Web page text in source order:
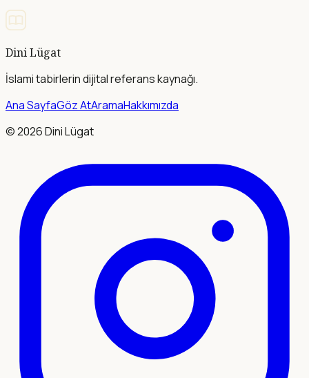
Dini Lügat
İslami tabirlerin dijital referans kaynağı.
Ana SayfaGöz AtAramaHakkımızda
©2026Dini Lügat